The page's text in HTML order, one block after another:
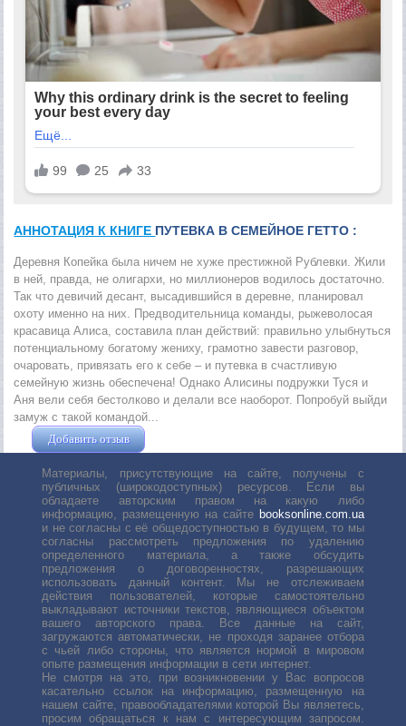
АННОТАЦИЯ К КНИГЕ ПУТЕВКА В СЕМЕЙНОЕ ГЕТТО :
Деревня Копейка была ничем не хуже престижной Рублевки. Жили
в ней, правда, не олигархи, но миллионеров водилось достаточно.
Так что девичий десант, высадившийся в деревне, планировал
охоту именно на них. Предводительница команды, рыжеволосая
красавица Алиса, составила план действий: правильно улыбнуться
потенциальному богатому жениху, грамотно завести разговор,
очаровать, привязать его к себе – и путевка в счастливую
семейную жизнь обеспечена! Однако Алисины подружки Туся и
Аня вели себя бестолково и делали все наоборот. Попробуй выйди
замуж с такой командой...
Добавить отзыв
Материалы, присутствующие на сайте, получены с
публичных (широкодоступных) ресурсов. Если вы
обладаете авторским правом на какую либо
информацию, размещенную на сайте booksonline.com.ua
и не согласны с её общедоступностью в будущем, то мы
согласны рассмотреть предложения по удалению
определенного материала, а также обсудить
предложения о договоренностях, разрешающих
использовать данный контент. Мы не отслеживаем
действия пользователей, которые самостоятельно
выкладывают источники текстов, являющиеся объектом
вашего авторского права. Все данные на сайт,
загружаются автоматически, не проходя заранее отбора
с чьей либо стороны, что является нормой в мировом
опыте размещения информации в сети интернет.
Не смотря на это, при возникновении у Вас вопросов
касательно ссылок на информацию, размещенную на
нашем сайте, правообладателями которой Вы являетесь,
просим обращаться к нам с интересующим запросом.